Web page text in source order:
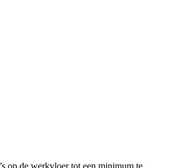
op de werkvloer tot een minimum te